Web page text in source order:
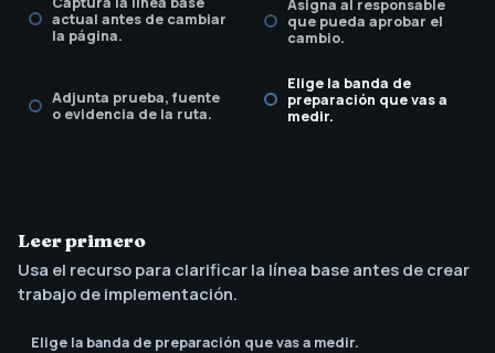
actual antes de cambiar
la página.
Asigna al responsable
que pueda aprobar el
cambio.
Adjunta prueba, fuente
o evidencia de la ruta.
Elige la banda de
preparación que vas a
medir.
Leer primero
Usa el recurso para clarificar la línea base antes de crear
trabajo de implementación.
Elige la banda de preparación que vas a medir.